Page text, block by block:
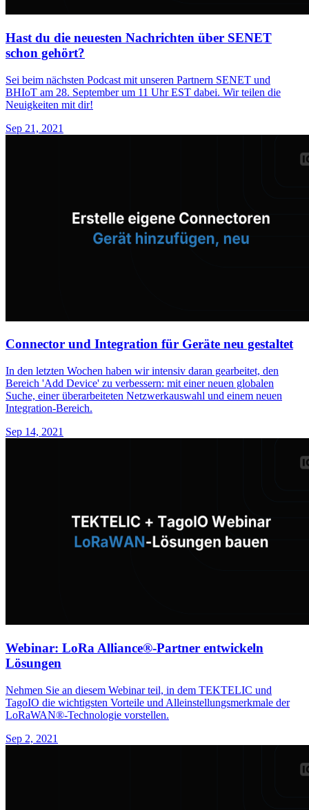
Hast du die neuesten Nachrichten über SENET
schon gehört?
Sei beim nächsten Podcast mit unseren Partnern SENET und
BHIoT am 28. September um 11 Uhr EST dabei. Wir teilen die
Neuigkeiten mit dir!
Sep 21, 2021
Connector und Integration für Geräte neu gestaltet
In den letzten Wochen haben wir intensiv daran gearbeitet, den
Bereich 'Add Device' zu verbessern: mit einer neuen globalen
Suche, einer überarbeiteten Netzwerkauswahl und einem neuen
Integration-Bereich.
Sep 14, 2021
Webinar: LoRa Alliance®-Partner entwickeln
Lösungen
Nehmen Sie an diesem Webinar teil, in dem TEKTELIC und
TagoIO die wichtigsten Vorteile und Alleinstellungsmerkmale der
LoRaWAN®-Technologie vorstellen.
Sep 2, 2021